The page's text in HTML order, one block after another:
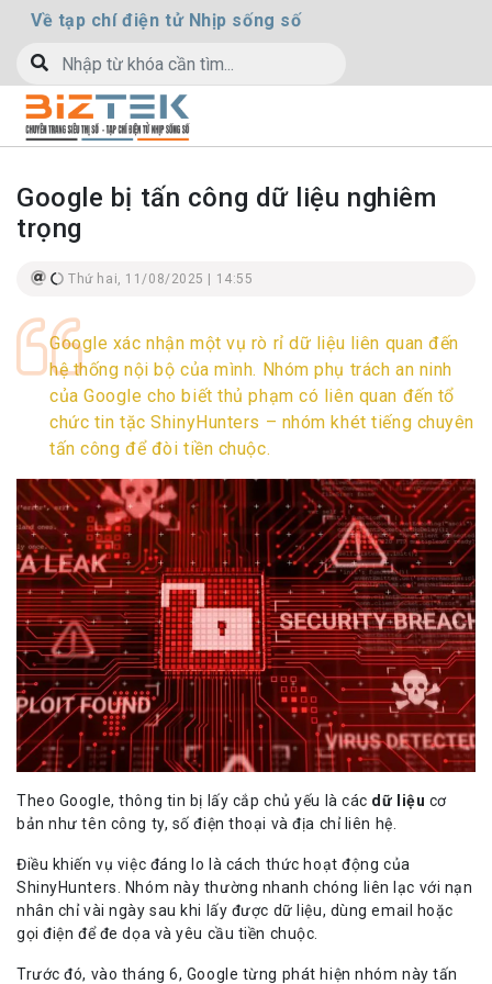
Về tạp chí điện tử Nhịp sống số
Google bị tấn công dữ liệu nghiêm
trọng
Thứ hai, 11/08/2025 | 14:55
Google xác nhận một vụ rò rỉ dữ liệu liên quan đến
hệ thống nội bộ của mình. Nhóm phụ trách an ninh
của Google cho biết thủ phạm có liên quan đến tổ
chức tin tặc ShinyHunters – nhóm khét tiếng chuyên
tấn công để đòi tiền chuộc.
Theo Google, thông tin bị lấy cắp chủ yếu là các dữ liệu cơ
bản như tên công ty, số điện thoại và địa chỉ liên hệ.
Điều khiến vụ việc đáng lo là cách thức hoạt động của
ShinyHunters. Nhóm này thường nhanh chóng liên lạc với nạn
nhân chỉ vài ngày sau khi lấy được dữ liệu, dùng email hoặc
gọi điện để đe dọa và yêu cầu tiền chuộc.
Trước đó, vào tháng 6, Google từng phát hiện nhóm này tấn